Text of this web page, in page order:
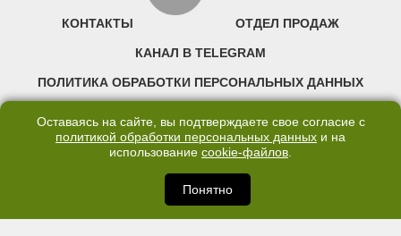
КОНТАКТЫ ОТДЕЛ ПРОДАЖ
КАНАЛ В TELEGRAM
ПОЛИТИКА ОБРАБОТКИ ПЕРСОНАЛЬНЫХ ДАННЫХ
©2007—2025 66.RU. Воспроизведение, сообщение, доведение до всеобщего
правообладателя запрещено. Сетевое издание «Современный портал
Екатеринбурга — «66.ru» (18+) зарегистрировано Федеральной службой по
надзору в сфере связи, информационных технологий и массовых коммуникаций
(Роскомнадзор). Регистрационный номер ЭЛ № ФС 77 - 76634 от 02.09.2019
Оставаясь на сайте, вы подтверждаете свое согласие с
политикой обработки персональных данных и на
использование cookie-файлов.
Понятно